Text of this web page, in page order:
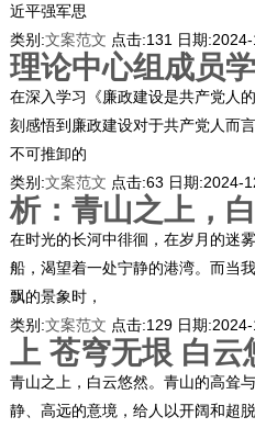
近平强军思
类别:文案范文 点击:131 日期:
理论中心组成员
在深入学习《廉政建设是共产党人
刻感悟到廉政建设对于共产党人而
不可推卸的
类别:文案范文 点击:63 日期:2024-
析：青山之上，
在时光的长河中徘徊，在岁月的迷
船，渴望着一处宁静的港湾。而当
飘的景象时，
类别:文案范文 点击:129 日期:
上 苍穹无垠 白云
青山之上，白云悠然。青山的高耸
静、高远的意境，给人以开阔和超